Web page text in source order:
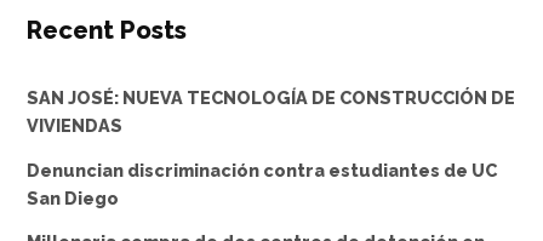
Recent Posts
SAN JOSÉ: NUEVA TECNOLOGÍA DE CONSTRUCCIÓN DE
VIVIENDAS
Denuncian discriminación contra estudiantes de UC
San Diego